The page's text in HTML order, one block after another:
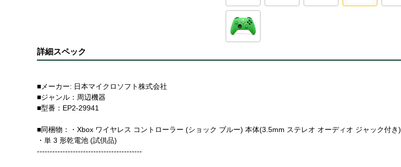
詳細スペック
■メーカー: 日本マイクロソフト株式会社
■ジャンル：周辺機器
■型番：EP2-29941
■同梱物：・Xbox ワイヤレス コントローラー (ショック ブルー) 本体(3.5mm ステレオ オーディオ ジャック付き)
・単 3 形乾電池 (試供品)
-----------------------------------------